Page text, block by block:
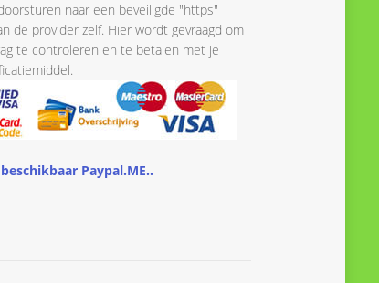
naar een beveiligde "https"
de provider zelf. Hier wordt gevraagd om
te controleren en te betalen met je
Paypal.ME..